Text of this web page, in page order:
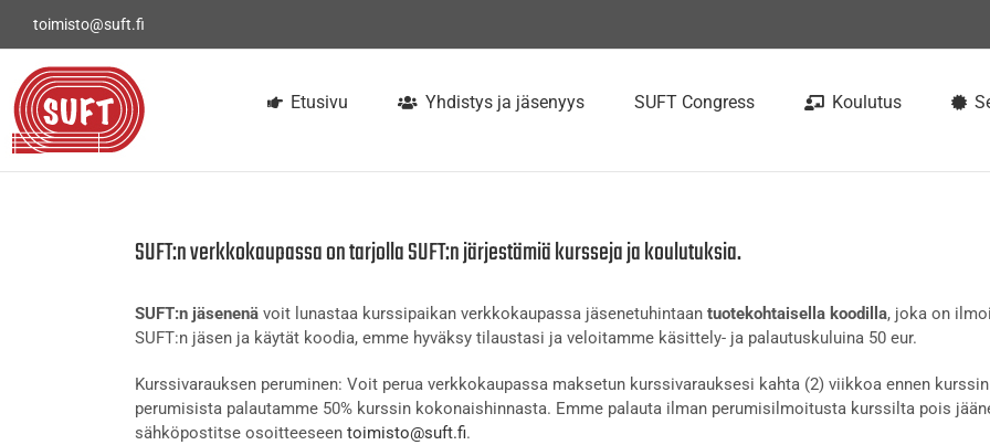
toimisto@suft.fi
Etusivu Yhdistys ja jäsenyys SUFT Congress Koulutus
SUFT:n verkkokaupassa on tarjolla SUFT:n järjestämiä kursseja ja koulutuksia.
SUFT:n jäsenenä voit lunastaa kurssipaikan verkkokaupassa jäsenetuhintaan tuotekohtaisella koodilla, joka on
SUFT:n jäsen ja käytät koodia, emme hyväksy tilaustasi ja veloitamme käsittely- ja palautuskuluina 50 eur.
Kurssivarauksen peruminen: Voit perua verkkokaupassa maksetun kurssivarauksesi kahta (2) viikkoa ennen
perumisista palautamme 50% kurssin kokonaishinnasta. Emme palauta ilman perumisilmoitusta kurssilta pois
sähköpostitse osoitteeseen toimisto@suft.fi.